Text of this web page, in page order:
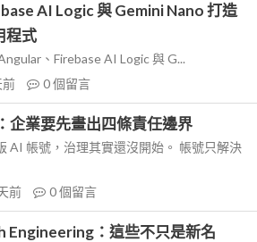
AI Logic 與 Gemini Nano 打造
程式
、Firebase AI Logic 與 G...
前 0個留言
企業要先畫出四條責任邊界
AI 帳號，治理其實還沒開始。 帳號只解決
前 0個留言
Engineering：這些不只是新名